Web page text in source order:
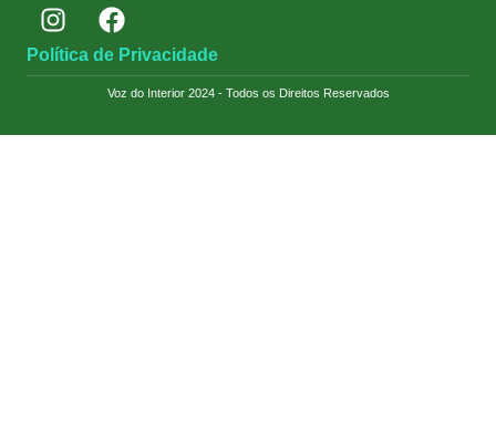
Política de Privacidade
Voz do Interior 2024 - Todos os Direitos Reservados